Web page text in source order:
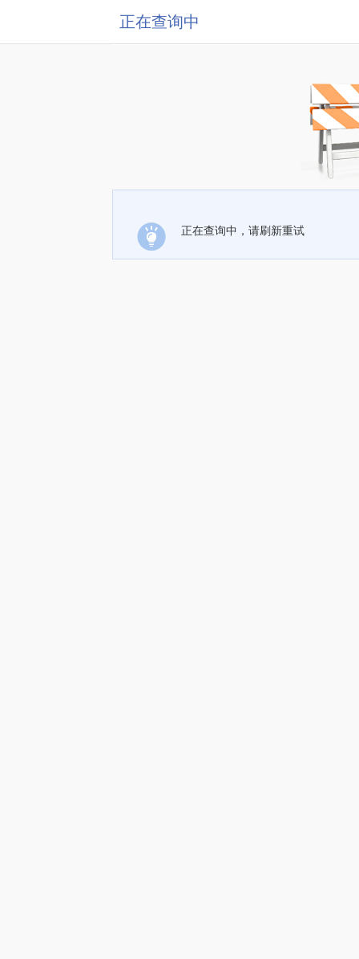
正在查询中
正在查询中，请刷新重试